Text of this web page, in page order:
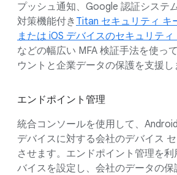
プッシュ通知、Google 認証システ
対策機能付き Titan セキュリティ キ
または iOS デバイスのセキュリテ
などの幅広い MFA 検証手法を使っ
ウントと企業データの保護を支援し
エンドポイント管理
統合コンソールを使用して、
デバイスに対する会社のデバイス
させます。エンドポイント管理を
バイスを設定し、会社のデータの保